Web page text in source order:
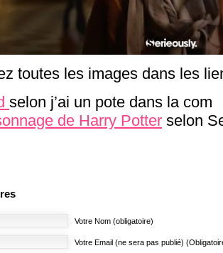
toutes les images dans les
selon j’ai un pote dans la com
de Harry Potter selon
Votre Nom (obligatoire)
Votre Email (ne sera pas publié)